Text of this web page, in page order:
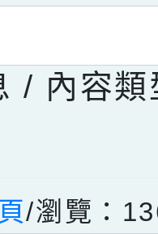
容會更
/ 內容類
/瀏覽：